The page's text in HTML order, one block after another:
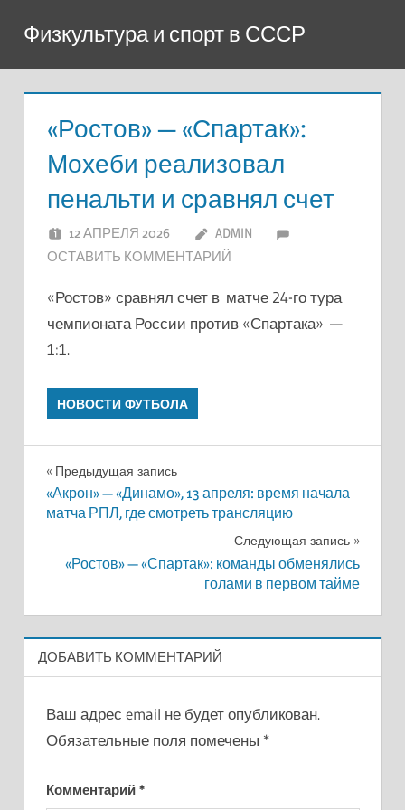
содержимому
Физкультура и спорт в СССР
«Ростов» — «Спартак»:
Мохеби реализовал
пенальти и сравнял счет
12 АПРЕЛЯ 2026
ADMIN
ОСТАВИТЬ КОММЕНТАРИЙ
«Ростов» сравнял счет в матче 24-го тура
чемпионата России против «Спартака» —
1:1.
НОВОСТИ ФУТБОЛА
Навигация
по
Предыдущая запись
«Акрон» — «Динамо», 13 апреля: время начала
матча РПЛ, где смотреть трансляцию
Следующая запись
«Ростов» — «Спартак»: команды обменялись
голами в первом тайме
ДОБАВИТЬ КОММЕНТАРИЙ
Ваш адрес email не будет опубликован.
Обязательные поля помечены *
Комментарий *